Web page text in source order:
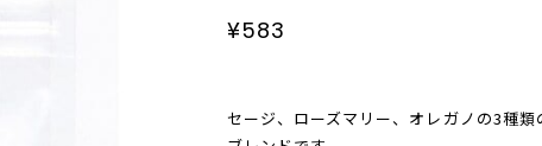
¥583
セージ、ローズマリー、オレガノの3種